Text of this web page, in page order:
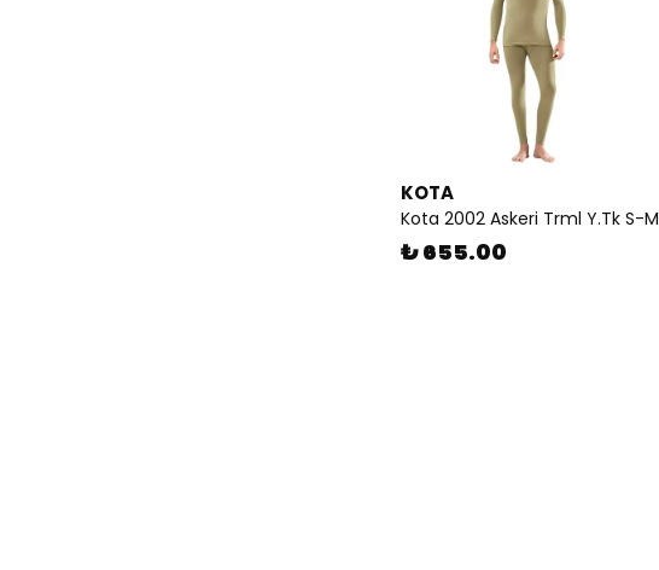
KOTA
Kota 2002 Askeri Trml Y.Tk S-M
₺ 655.00